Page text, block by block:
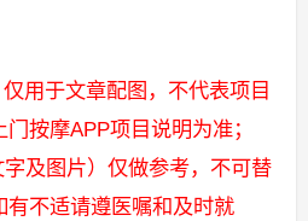
用于文章配图，不代表项目
按摩APP项目说明为准；
及图片）仅做参考，不可替
不适请遵医嘱和及时就